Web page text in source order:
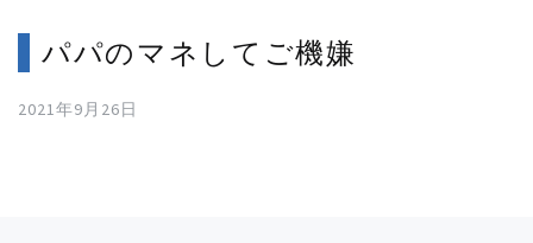
パパのマネしてご機嫌
2021年9月26日